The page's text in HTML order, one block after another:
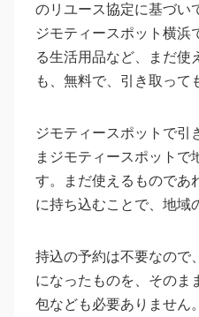
のリユース協定に基づい
ジモティースポット横浜
る生活用品など、まだ使
も、無料で、引き取って
ジモティースポットで引
まジモティースポットで
す。まだ使えるものであ
に持ち込むことで、地域
持込の予約は不要なので
になったものを、そのま
包なども必要ありません。